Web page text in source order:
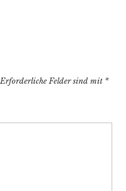
Erforderliche Felder sind mit *